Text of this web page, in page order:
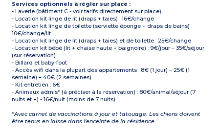
Services optionnels à régler sur place :
- Laverie (bâtiment C - voir tarifs directement sur place)
- Location kit linge de lit (draps + taies) : 16€/change
- Location kit linge de toilette (serviette éponge + draps de bains) :
10€/change/lit
- Location kit linge de lit (draps + taies) et de toilette : 25€/change
- Location kit bébé (lit + chaise haute + baignoire) : 9€/jour – 35€/séjour
(sur réservation)
- Billard et baby-foot
- Accès wifi dans la plupart des appartements : 8€ (1 jour) – 25€ (1
semaine) – 40€ (2 semaines)
- Kit entretien : 6€
- Animaux admis* (à préciser à la réservation) : 80€/animal/séjour (7
nuits et +) - 16€/nuit (moins de 7 nuits)
*Avec carnet de vaccinations à jour et tatouage. Les chiens doivent
être tenus en laisse dans l'enceinte de la résidence.